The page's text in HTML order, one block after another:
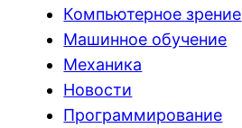
Компьютерное зрение
Машинное обучение
Механика
Новости
Программирование